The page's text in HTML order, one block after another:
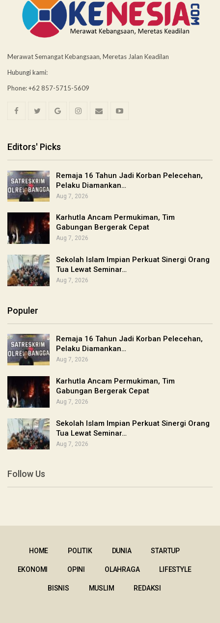
Merawat Semangat Kebangsaan, Meretas Jalan Keadilan
Hubungi kami:
Phone: +62 857-5715-5609
Editors' Picks
Remaja 16 Tahun Jadi Korban Pelecehan,
Pelaku Diamankan…
Aug 7, 2026
Karhutla Ancam Permukiman, Tim
Gabungan Bergerak Cepat
Aug 7, 2026
Sekolah Islam Impian Perkuat Sinergi Orang
Tua Lewat Seminar…
Aug 7, 2026
Populer
Remaja 16 Tahun Jadi Korban Pelecehan,
Pelaku Diamankan…
Aug 7, 2026
Karhutla Ancam Permukiman, Tim
Gabungan Bergerak Cepat
Aug 7, 2026
Sekolah Islam Impian Perkuat Sinergi Orang
Tua Lewat Seminar…
Aug 7, 2026
Follow Us
HOME POLITIK DUNIA STARTUP
EKONOMI OPINI OLAHRAGA LIFESTYLE
BISNIS MUSLIM REDAKSI